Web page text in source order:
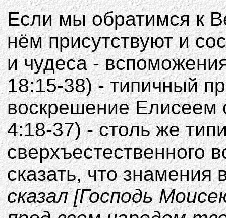
Если мы обратимся к
нём присутствуют и
и чудеса -
18:15-38) - типичный
воскрешение Елисеем
4:18-37) - столь же
сказать, что
сказал [Господь